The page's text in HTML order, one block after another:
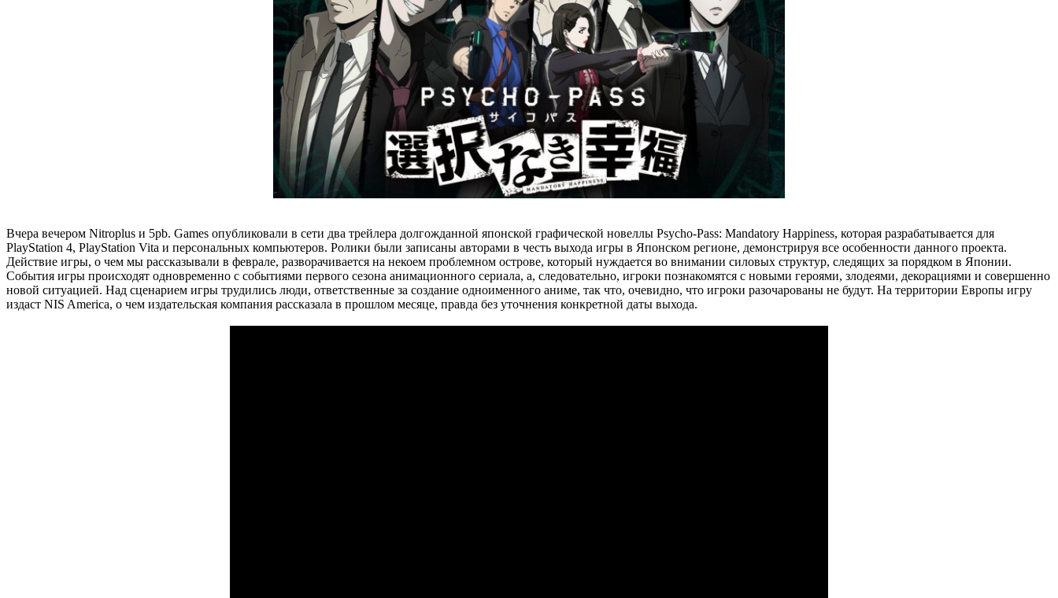
Вчера вечером Nitroplus и 5pb. Games опубликовали в сети два трейлера долгожданной японской графической новеллы Psycho-Pass: Mandatory Happiness, которая разрабатывается для
PlayStation 4, PlayStation Vita и персональных компьютеров. Ролики были записаны авторами в честь выхода игры в Японском регионе, демонстрируя все особенности данного проекта.
Действие игры, о чем мы рассказывали в феврале, разворачивается на некоем проблемном острове, который нуждается во внимании силовых структур, следящих за порядком в Японии.
События игры происходят одновременно с событиями первого сезона анимационного сериала, а, следовательно, игроки познакомятся с новыми героями, злодеями, декорациями и совершенно
новой ситуацией. Над сценарием игры трудились люди, ответственные за создание одноименного аниме, так что, очевидно, что игроки разочарованы не будут. На территории Европы игру
издаст NIS America, о чем издательская компания рассказала в прошлом месяце, правда без уточнения конкретной даты выхода.